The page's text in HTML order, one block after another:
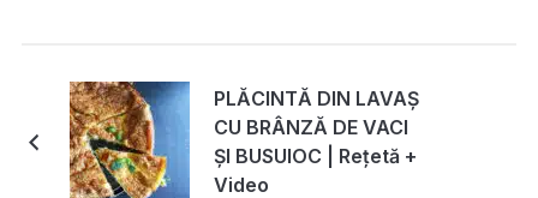
PLĂCINTĂ DIN LAVAȘ
CU BRÂNZĂ DE VACI
ȘI BUSUIOC | Rețetă +
Video